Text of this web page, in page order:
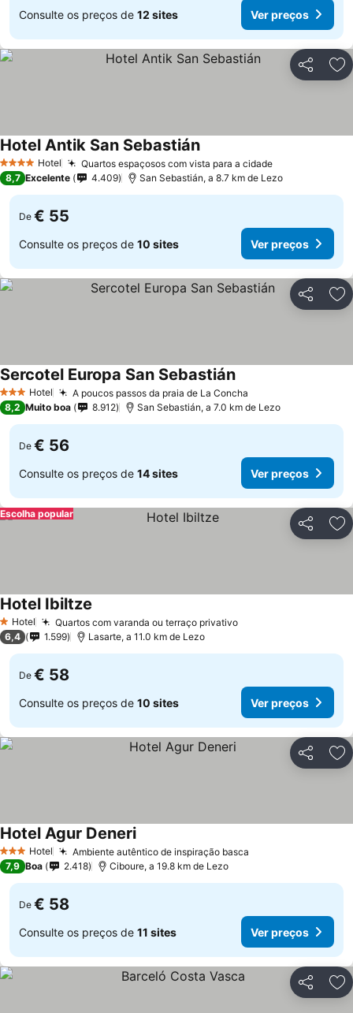
Consulte os preços de 12 sites Ver preços
Partilhar
4 EstrelasHotel Quartos espaçosos com vista para a cidade
Hotel Antik San Sebastián
8,7 Excelente 4.409 San Sebastián, a 8.7 km de Lezo
De € 55
Consulte os preços de 10 sites Ver preços
Partilhar
3 EstrelasHotel A poucos passos da praia de La Concha
Sercotel Europa San Sebastián
8,2 Muito boa 8.912 San Sebastián, a 7.0 km de Lezo
De € 56
Consulte os preços de 14 sites Ver preços
Partilhar
Escolha popular
1 Estrelas
Hotel Quartos com varanda ou terraço privativo
Hotel Ibiltze
6,4 1.599 Lasarte, a 11.0 km de Lezo
De € 58
Consulte os preços de 10 sites Ver preços
Partilhar
3 EstrelasHotel Ambiente autêntico de inspiração basca
Hotel Agur Deneri
7,9 Boa 2.418 Ciboure, a 19.8 km de Lezo
De € 58
Consulte os preços de 11 sites Ver preços
Partilhar